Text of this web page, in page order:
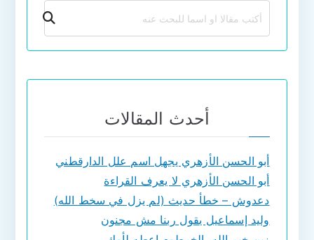
بحث
أحدث المقالات
أبو الحسن الأزهري يجهل اسم علل الدارقطني
أبو الحسن الأزهري لا يعرف القراءة
دعدوش – خطأ حديث (لم يزل في سخط الله)
وليد إسماعيل يقول ربنا مش مجنون